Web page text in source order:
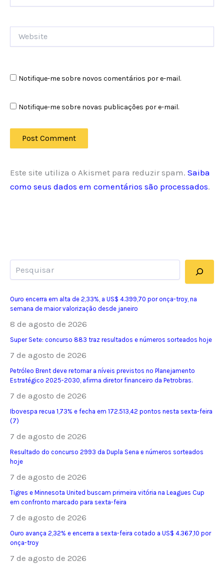
Notifique-me sobre novos comentários por e-mail.
Notifique-me sobre novas publicações por e-mail.
Este site utiliza o Akismet para reduzir spam. Saiba
como seus dados em comentários são processados.
Ouro encerra em alta de 2,33%, a US$ 4.399,70 por onça-troy, na
semana de maior valorização desde janeiro
8 de agosto de 2026
Super Sete: concurso 883 traz resultados e números sorteados hoje
7 de agosto de 2026
Petróleo Brent deve retornar a níveis previstos no Planejamento
Estratégico 2025-2030, afirma diretor financeiro da Petrobras.
7 de agosto de 2026
Ibovespa recua 1,73% e fecha em 172.513,42 pontos nesta sexta-feira
(7)
7 de agosto de 2026
Resultado do concurso 2993 da Dupla Sena e números sorteados
hoje
7 de agosto de 2026
Tigres e Minnesota United buscam primeira vitória na Leagues Cup
em confronto marcado para sexta-feira
7 de agosto de 2026
Ouro avança 2,32% e encerra a sexta-feira cotado a US$ 4.367,10 por
onça-troy
7 de agosto de 2026